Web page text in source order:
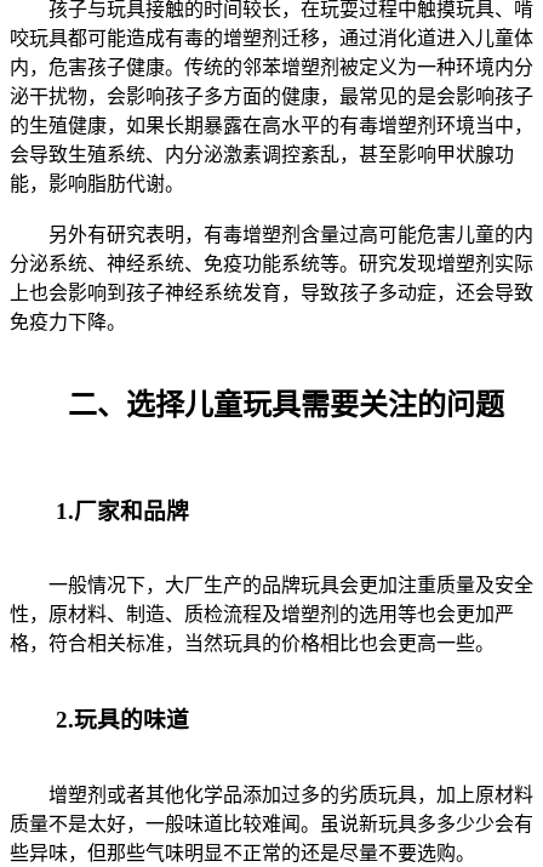
孩子与玩具接触的时间较长，在玩耍过程中触摸玩具、啃
咬玩具都可能造成有毒的增塑剂迁移，通过消化道进入儿童体
内，危害孩子健康。传统的邻苯增塑剂被定义为一种环境内分
泌干扰物，会影响孩子多方面的健康，最常见的是会影响孩子
的生殖健康，如果长期暴露在高水平的有毒增塑剂环境当中，
会导致生殖系统、内分泌激素调控紊乱，甚至影响甲状腺功
能，影响脂肪代谢。
另外有研究表明，有毒增塑剂含量过高可能危害儿童的内
分泌系统、神经系统、免疫功能系统等。研究发现增塑剂实际
上也会影响到孩子神经系统发育，导致孩子多动症，还会导致
免疫力下降。
二、选择儿童玩具需要关注的问题
1.厂家和品牌
一般情况下，大厂生产的品牌玩具会更加注重质量及安全
性，原材料、制造、质检流程及增塑剂的选用等也会更加严
格，符合相关标准，当然玩具的价格相比也会更高一些。
2.玩具的味道
增塑剂或者其他化学品添加过多的劣质玩具，加上原材料
质量不是太好，一般味道比较难闻。虽说新玩具多多少少会有
些异味，但那些气味明显不正常的还是尽量不要选购。